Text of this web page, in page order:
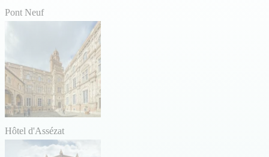
Pont Neuf
Hôtel d'Assézat